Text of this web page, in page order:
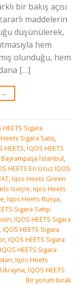
bir bakış açısı
maddelerin
düşünülerek,
hem
olunduğu, hem
[…]
→
Sigara
Heets Sigara Satış,
HEETS, İQOS HEETS
İstanbul,
HEETS En Ucuz IQOS
,Iqos Heets Green
Isviçre,Iqos Heets
,Iqos Heets Rusya,
Sigara Satışı
,IQOS HEETS Sigara
,IQOS HEETS Sigara
,IQOS HEETS Sigara
IQOS HEETS Sigara
,Iqos Heets
, İQOS HEETS
Bir yorum bırak